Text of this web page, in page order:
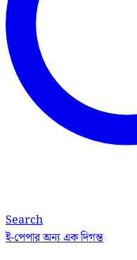
Search
ই-পেপারঅন্য এক দিগন্ত